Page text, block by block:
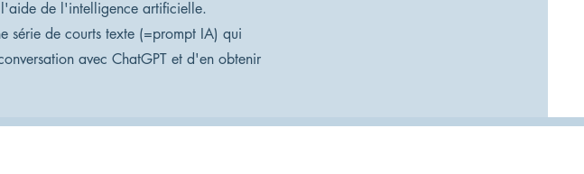
de l'intelligence artificielle.
série de courts texte (=prompt IA) qui
avec ChatGPT et d'en obtenir